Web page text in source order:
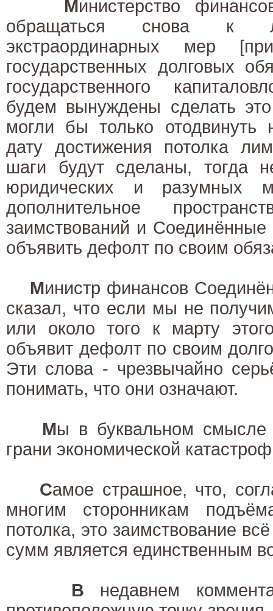
М инистерство
обращаться снова к
экстраординарных мер
государственных долговых
государственного
будем вынуждены сделать
могли бы только отодвинуть
дату достижения потолка
шаги будут сделаны, тогда
юридических и разумных
дополнительное
заимствований и
объявить дефолт по своим
Министр финансов
сказал, что если мы не
или около того к марту
объявит дефолт по своим
Эти слова - чрезвычайно
понимать, что они означают.
Мы в буквальном смысле
грани экономической
Самое страшное, что,
многим сторонникам
потолка, это заимствование
сумм является единственным
В недавнем